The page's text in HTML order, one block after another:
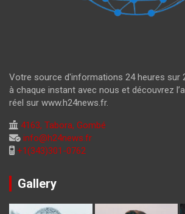
Votre source d'informations 24 heures sur
à chaque instant avec nous et découvrez
réel sur www.h24news.fr.
4163, Tabora, Gombé
info@h24news.fr
+1(343)301-0762
Gallery